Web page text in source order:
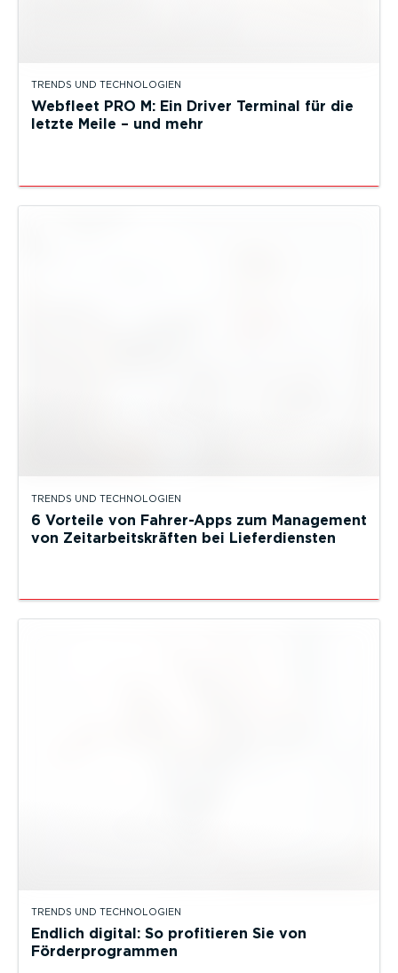
TRENDS UND TECHNOLOGIEN
Webfleet PRO M: Ein Driver Terminal für die
letzte Meile – und mehr
TRENDS UND TECHNOLOGIEN
6 Vorteile von Fahrer-Apps zum Management
von Zeitarbeitskräften bei Lieferdiensten
TRENDS UND TECHNOLOGIEN
Endlich digital: So profitieren Sie von
Förderprogrammen